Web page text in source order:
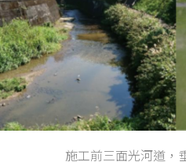
施工前三面光河道，